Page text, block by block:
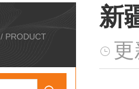
/ PRODUCT
新